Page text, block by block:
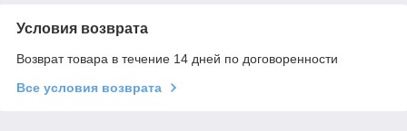
Условия возврата
Возврат товара в течение 14 дней по договоренности
Все условия возврата